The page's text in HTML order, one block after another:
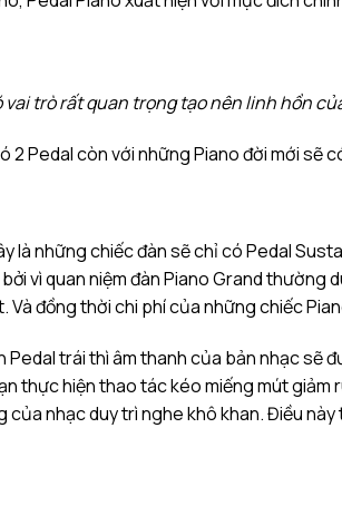
vai trò rất quan trọng tạo nên linh hồn
2 Pedal còn với những Piano đời mới sẽ
là những chiếc đàn sẽ chỉ có Pedal
vì quan niệm đàn Piano Grand
đồng thời chi phí của những chiếc
trái thì âm thanh của bản nhạc sẽ
thực hiện thao tác kéo miếng mút
nhạc duy trì nghe khô khan. Điều